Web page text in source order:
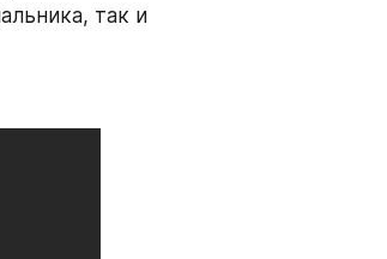
так и